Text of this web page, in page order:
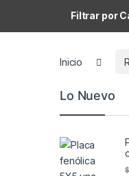
Filtrar por
Inicio
Lo Nuevo
$